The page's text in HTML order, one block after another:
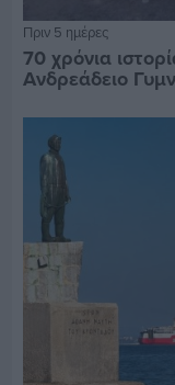
Πριν 5 ημέρες
70 χρόνια
Ανδρεάδειο